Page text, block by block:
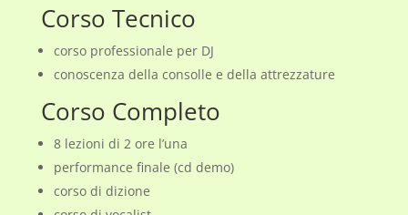
Corso Tecnico
corso professionale per DJ
conoscenza della consolle e della attrezzature
Corso Completo
8 lezioni di 2 ore l’una
performance finale (cd demo)
corso di dizione